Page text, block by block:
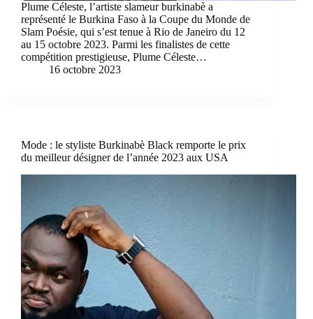
Plume Céleste, l’artiste slameur burkinabè a
représenté le Burkina Faso à la Coupe du Monde de
Slam Poésie, qui s’est tenue à Rio de Janeiro du 12
au 15 octobre 2023. Parmi les finalistes de cette
compétition prestigieuse, Plume Céleste…
16 octobre 2023
Mode : le styliste Burkinabè Black remporte le prix
du meilleur désigner de l’année 2023 aux USA